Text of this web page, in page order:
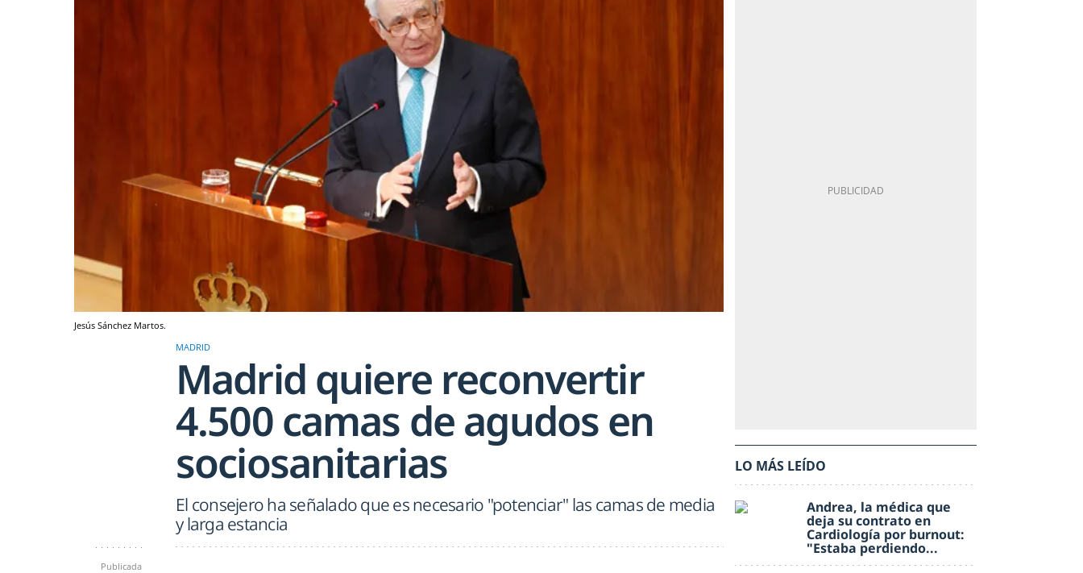
Jesús Sánchez Martos.
MADRID
Madrid quiere reconvertir
4.500 camas de agudos en
sociosanitarias
El consejero ha señalado que es necesario "potenciar" las camas de media
y larga estancia
Publicada
LO MÁS LEÍDO
Andrea, la médica que
deja su contrato en
Cardiología por burnout:
"Estaba perdiendo...